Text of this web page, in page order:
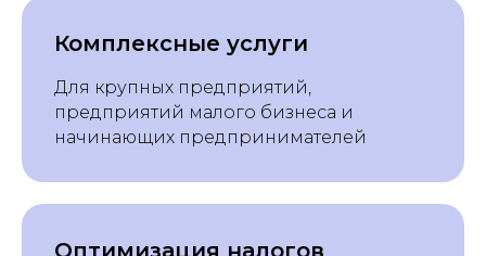
Комплексные услуги
Для крупных предприятий,
предприятий малого бизнеса и
начинающих предпринимателей
Оптимизация налогов